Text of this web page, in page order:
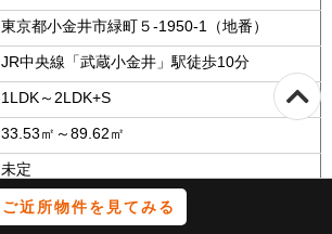
ご近所物件を見てみる
東京都小金井市緑町５-1950-1（地番）
JR中央線「武蔵小金井」駅徒歩10分
1LDK～2LDK+S
33.53㎡～89.62㎡
未定
未定